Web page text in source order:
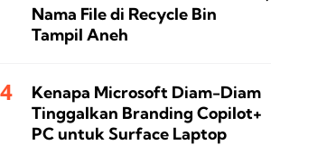
Nama File di Recycle Bin
Tampil Aneh
Kenapa Microsoft Diam-Diam
Tinggalkan Branding Copilot+
PC untuk Surface Laptop